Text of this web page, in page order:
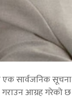
सार्वजनिक सूचना
आग्रह गरेको